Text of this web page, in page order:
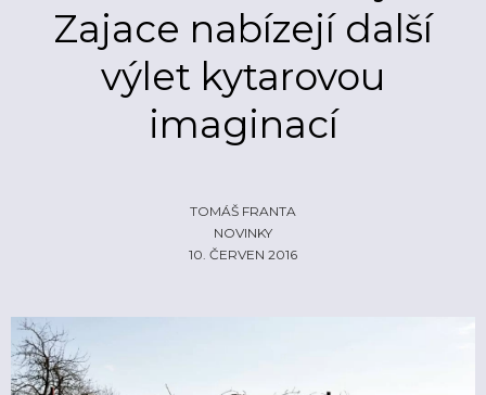
ECHOLOKÁTOR
CZECH IT
FOTOGALERIE
Zajace nabízejí další
výlet kytarovou
imaginací
TOMÁŠ FRANTA
NOVINKY
10. ČERVEN 2016